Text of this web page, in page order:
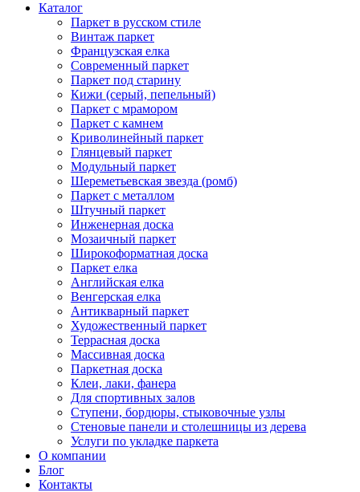
Каталог
Паркет в русском стиле
Винтаж паркет
Французская елка
Современный паркет
Паркет под старину
Кижи (серый, пепельный)
Паркет с мрамором
Паркет с камнем
Криволинейный паркет
Глянцевый паркет
Модульный паркет
Шереметьевская звезда (ромб)
Паркет с металлом
Штучный паркет
Инженерная доска
Мозаичный паркет
Широкоформатная доска
Паркет елка
Английская елка
Венгерская елка
Антикварный паркет
Художественный паркет
Террасная доска
Массивная доска
Паркетная доска
Клеи, лаки, фанера
Для спортивных залов
Ступени, бордюры, стыковочные узлы
Стеновые панели и столешницы из дерева
Услуги по укладке паркета
О компании
Блог
Контакты